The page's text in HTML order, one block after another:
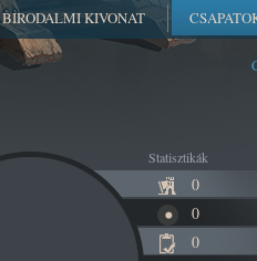
BIRODALMI KIVONAT
Statisztikák
0
0
0